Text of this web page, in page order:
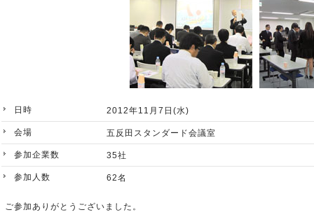
日時 2012年11月7日(水)
会場 五反田スタンダード会議室
参加企業数 35社
参加人数 62名
ご参加ありがとうございました。